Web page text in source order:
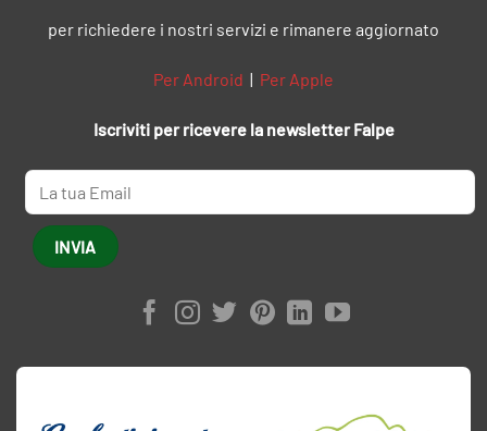
per richiedere i nostri servizi e rimanere aggiornato
Per Android | Per Apple
Iscriviti per ricevere la newsletter Falpe